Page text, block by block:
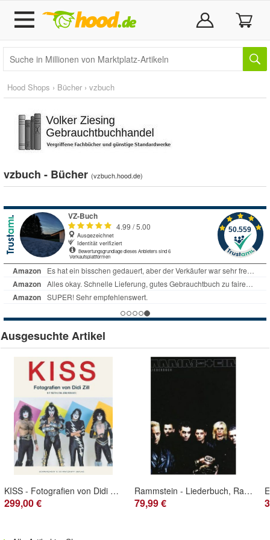
Hood Shops › Bücher › vzbuch
vzbuch - Bücher (vzbuch.hood.de)
Ausgesuchte Artikel
KISS - Fotografien von Didi Zill, Jens Schmitz
299,00 €
Rammstein - Liederbuch, Rammstein
79,99 €